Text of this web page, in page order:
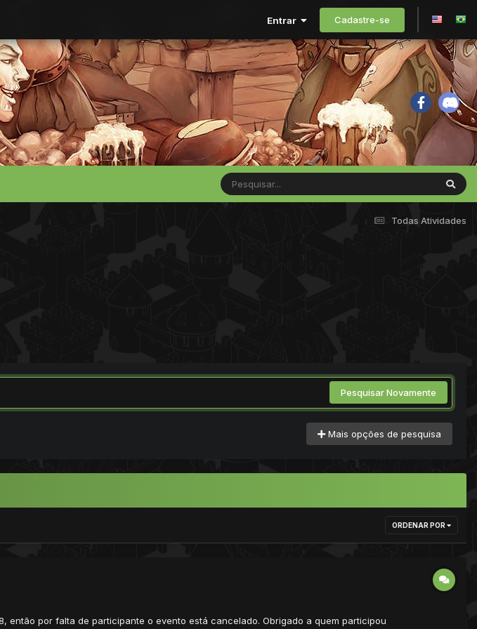
Entrar Cadastre-se
Todas Atividades
Pesquisar Novamente
Mais opções de pesquisa
ORDENAR POR
então por falta de participante o evento está cancelado. Obrigado a quem participou